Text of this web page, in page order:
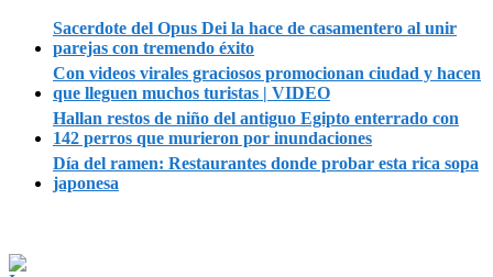
Sacerdote del Opus Dei la hace de casamentero al unir
parejas con tremendo éxito
Con videos virales graciosos promocionan ciudad y hacen
que lleguen muchos turistas | VIDEO
Hallan restos de niño del antiguo Egipto enterrado con
142 perros que murieron por inundaciones
Día del ramen: Restaurantes donde probar esta rica sopa
japonesa